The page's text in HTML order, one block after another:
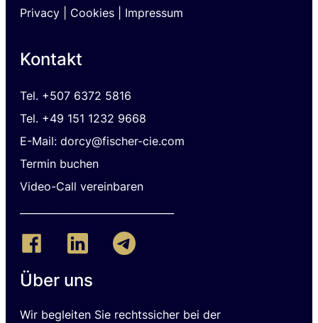
Privacy Cookies | Impressum
Kontakt
Tel. +507 6372 5816
Tel. +49 151 1232 9668
E-Mail: dorcy@fischer-cie.com
Termin buchen
Video-Call vereinbaren
Über uns
Wir begleiten Sie rechtssicher bei der